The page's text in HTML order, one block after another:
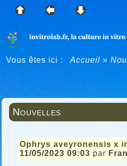
Vous êtes ici : Accueil »
Nouvelles
Ophrys aveyronensis x
11/05/2023 09:03 par